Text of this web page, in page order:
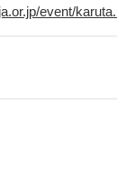
event/